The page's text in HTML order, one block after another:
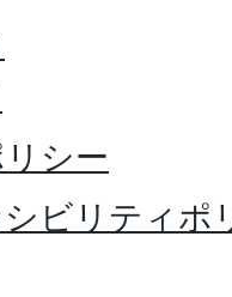
シー
ビリティポ